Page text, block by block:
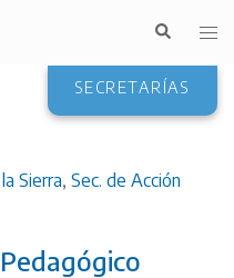
SECRETARÍAS
Sierra, Sec. de Acción